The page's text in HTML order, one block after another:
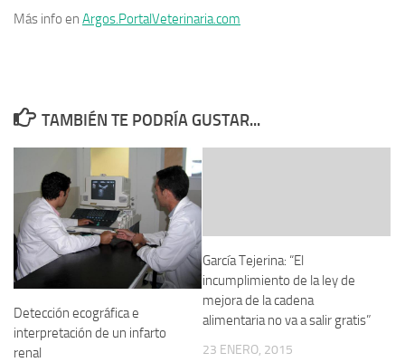
Más info en Argos.PortalVeterinaria.com
TAMBIÉN TE PODRÍA GUSTAR...
Detección ecográfica e
interpretación de un infarto
renal
García Tejerina: “El
incumplimiento de la ley de
mejora de la cadena
alimentaria no va a salir gratis”
23 ENERO, 2015